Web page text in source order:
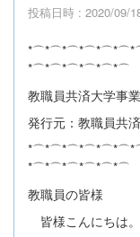
投稿日時 : 2020/09/
*⌒*⌒*⌒*⌒*⌒*⌒
教職員共済大
発行元：教職員
*⌒*⌒*⌒*⌒*⌒*⌒
教職員の皆様
皆様こんにちは。